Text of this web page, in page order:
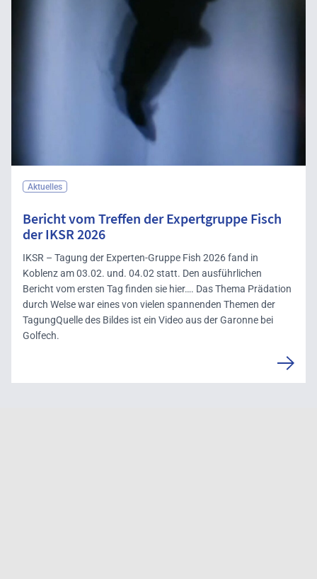
Aktuelles
Bericht vom Treffen der Expertgruppe Fisch
der IKSR 2026
IKSR – Tagung der Experten-Gruppe Fish 2026 fand in
Koblenz am 03.02. und. 04.02 statt. Den ausführlichen
Bericht vom ersten Tag finden sie hier…. Das Thema Prädation
durch Welse war eines von vielen spannenden Themen der
TagungQuelle des Bildes ist ein Video aus der Garonne bei
Golfech.